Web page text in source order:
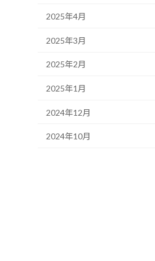
2025年4月
2025年3月
2025年2月
2025年1月
2024年12月
2024年10月